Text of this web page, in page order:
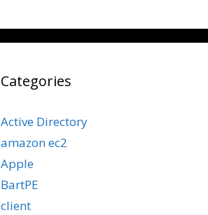
Categories
Active Directory
amazon ec2
Apple
BartPE
client